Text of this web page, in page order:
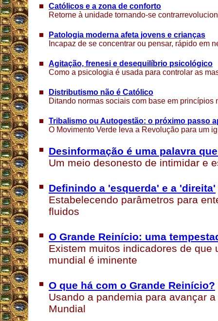
Católicos e a zona de conforto
Retorne à unidade tornando-se
Patologia moderna afeta jovens e crianças
Incapaz de se concentrar ou pensar, rápido em
Agitação, frenesi e desequilíbrio psicológico
Como a psicologia é usada para controlar as
Distributismo não é Católico
Ditando normas sociais com base em princípios
Tribalismo ou Autogestão: o próximo passo
O Movimento Verde leva a Revolução para um
Desinformação é uma palavra
Um meio desonesto de intimidar e
Definindo a 'esquerda' e a 'direita'
Estabelecendo parâmetros para
fluidos
O Grande Reinício: uma
Existem muitos indicadores de que
mundial é iminente
O que há com o Grande Reinício?
Usando a pandemia para avançar
Mundial